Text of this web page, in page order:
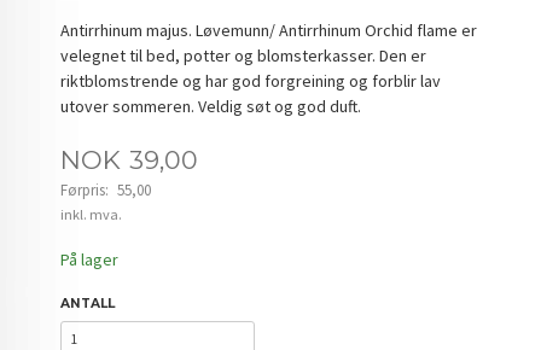
Antirrhinum majus. Løvemunn/ Antirrhinum Orchid flame er
velegnet til bed, potter og blomsterkasser. Den er
riktblomstrende og har god forgreining og forblir lav
utover sommeren. Veldig søt og god duft.
Tilbud
NOK 39,00
Førpris: 55,00
Rabatt
inkl. mva.
På lager
ANTALL